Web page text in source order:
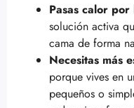
Pasas calor por
solución activa
cama de forma
Necesitas más
porque vives en
pequeños o